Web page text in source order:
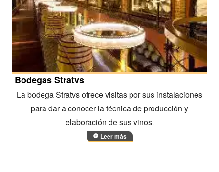
Bodegas Stratvs
La bodega Stratvs ofrece visitas por sus instalaciones
para dar a conocer la técnica de producción y
elaboración de sus vinos.
Leer más